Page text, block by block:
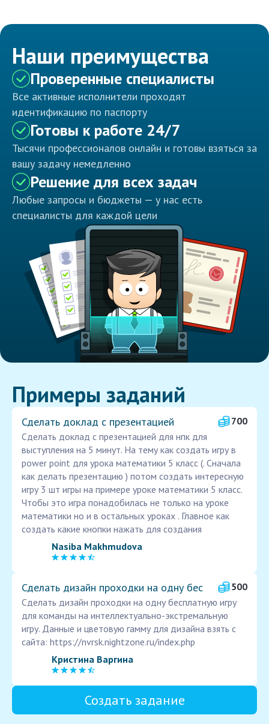
Наши преимущества
Проверенные специалисты
Все активные исполнители проходят
идентификацию по паспорту
Готовы к работе 24/7
Тысячи профессионалов онлайн и готовы взяться за
вашу задачу немедленно
Решение для всех задач
Любые запросы и бюджеты — у нас есть
специалисты для каждой цели
Примеры заданий
Сделать доклад с презентацией
700
Сделать доклад с презентацией для нпк для
выступления на 5 минут. На тему как создать игру в
power point для урока математики 5 класс (. Сначала
как делать презентацию ) потом создать интересную
игру 3 шт игры на примере уроке математики 5 класс.
Чтобы это игра понадобилась не только на уроке
математики но и в остальных уроках . Главное как
создать какие кнопки нажать для создания
Nasiba Makhmudova
Сделать дизайн проходки на одну бес
500
Сделать дизайн проходки на одну бесплатную игру
для команды на интеллектуально-экстремальную
игру. Данные и цветовую гамму для дизайна взять с
сайта: https://nvrsk.nightzone.ru/index.php
Кристина Варгина
Создать задание